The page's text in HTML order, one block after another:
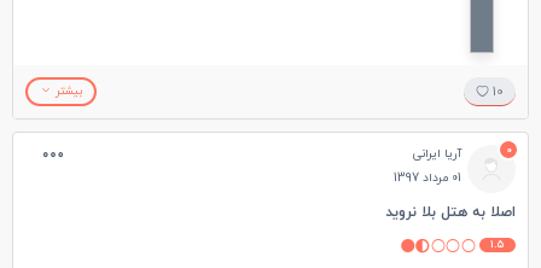
بین عکسها و واقعیت هتل وجود نداره. درکل 5 روز اقامت حتی یکبار
برای نظافت سرویس و اتاق و تعویض ملافه و بالش مراجعه نشد.
پاسخگو هم نبودن . برای ما که صبح زود بیرون میرفتیم و آخر شب
برمیگشتیم همون چند ساعت هم قابل تحمل نبود .
از دوستان تمنا میکنم حتی اگه هتل زیاد براشون مهم نست این هتل
10 بیشتر
0
آریا ایرانی
01 مرداد 1397
اصلا به هتل بلا نروید
1.5